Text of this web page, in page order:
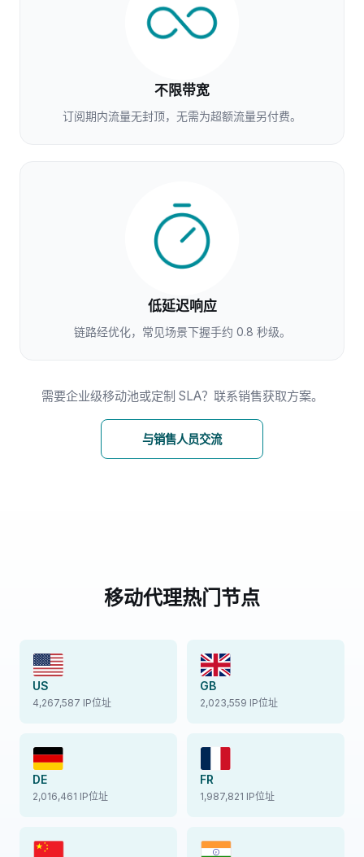
不限带宽
订阅期内流量无封顶，无需为超额流量另付费。
低延迟响应
链路经优化，常见场景下握手约 0.8 秒级。
需要企业级移动池或定制 SLA？联系销售获取方案。
与销售人员交流
移动代理热门节点
US
4,267,587 IP位址
GB
2,023,559 IP位址
DE
2,016,461 IP位址
FR
1,987,821 IP位址